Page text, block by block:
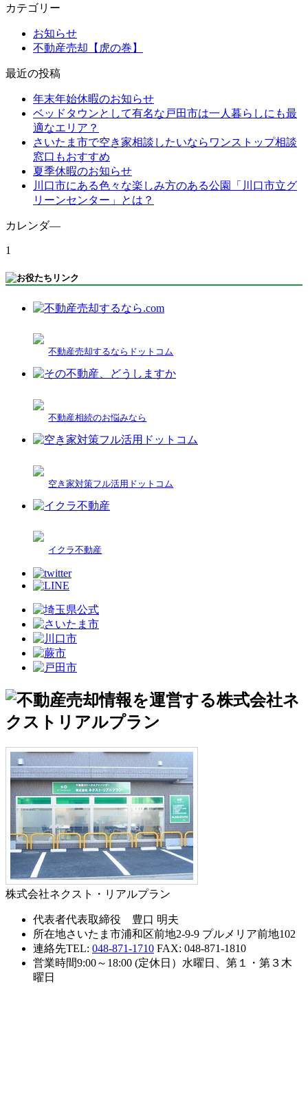
カテゴリー
お知らせ
不動産売却【虎の巻】
最近の投稿
年末年始休暇のお知らせ
ベッドタウンとして有名な戸田市は一人暮らしにも最
適なエリア？
さいたま市で空き家相談したいならワンストップ相談
窓口もおすすめ
夏季休暇のお知らせ
川口市にある色々な楽しみ方のある公園「川口市立グ
リーンセンター」とは？
カレンダ―
1
不動産売却するならドットコム
不動産相続のお悩みなら
空き家対策フル活用ドットコム
イクラ不動産
株式会社ネクスト・リアルプラン
代表者代表取締役 豊口 明夫
所在地さいたま市浦和区前地2-9-9 プルメリア前地102
連絡先TEL: 048-871-1710 FAX: 048-871-1810
営業時間9:00～18:00 (定休日）水曜日、第１・第３木
曜日